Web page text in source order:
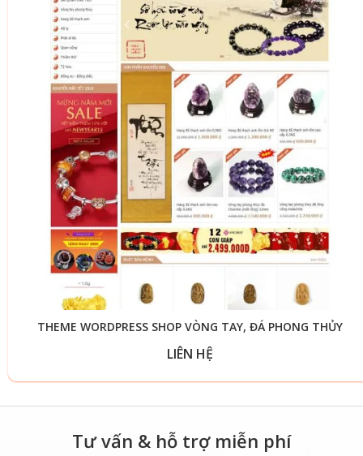
THEME WORDPRESS SHOP VÒNG TAY, ĐÁ PHONG THỦY
LIÊN HỆ
Tư vấn & hỗ trợ miễn phí